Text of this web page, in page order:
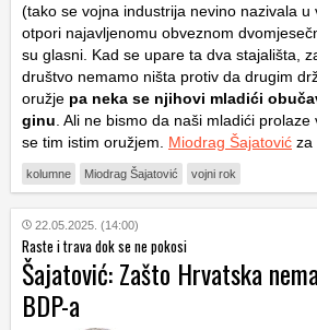
(tako se vojna industrija nevino nazivala u
otpori najavljenomu obveznom
su glasni. Kad se upare ta dva stajališta,
društvo nemamo ništa protiv da drugim
oružje pa neka se njihovi mladići
ginu. Ali ne bismo da naši mladići
se tim istim oružjem. Miodrag Šajatović za
kolumne Miodrag Šajatović vojni rok
22.05.2025. (14:00)
Raste i trava dok se ne pokosi
Šajatović: Zašto Hrvatska
BDP-a